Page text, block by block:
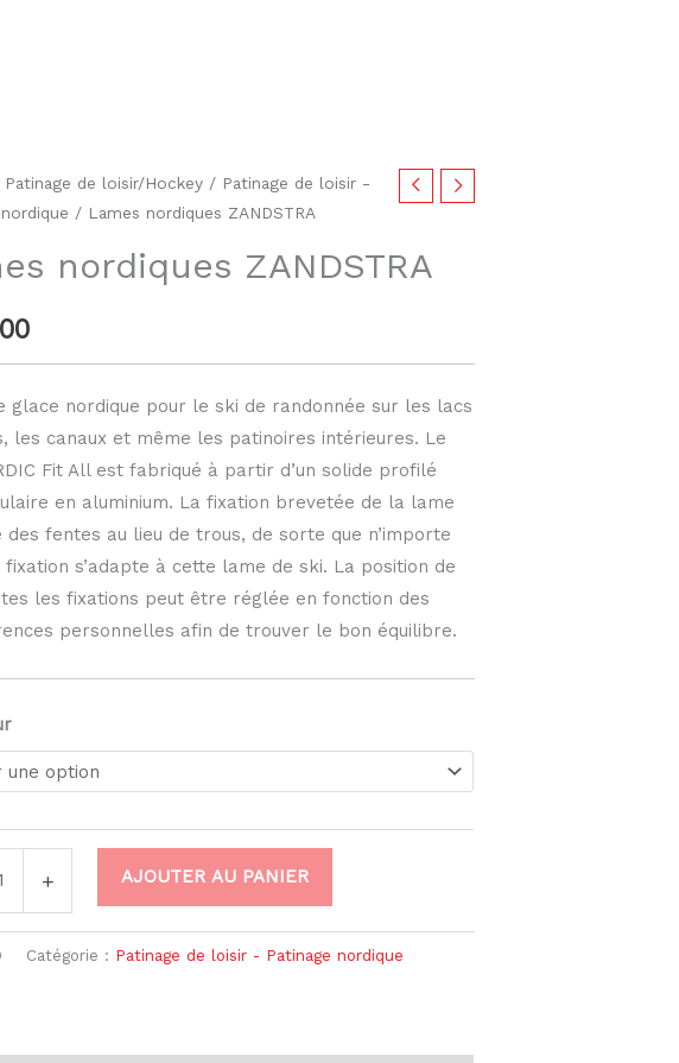
Patinage de loisir/Hockey / Patinage de loisir -
/ Lames nordiques ZANDSTRA
nordiques ZANDSTRA
glace nordique pour le ski de randonnée sur les lacs
les canaux et même les patinoires intérieures. Le
Fit All est fabriqué à partir d’un solide profilé
en aluminium. La fixation brevetée de la lame
des fentes au lieu de trous, de sorte que n’importe
fixation s’adapte à cette lame de ski. La position de
les fixations peut être réglée en fonction des
personnelles afin de trouver le bon équilibre.
+ AJOUTER AU PANIER
Catégorie : Patinage de loisir - Patinage nordique